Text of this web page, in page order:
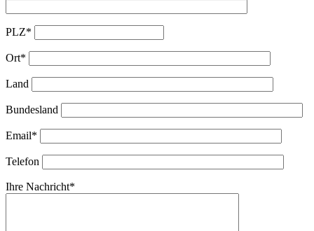
PLZ*
Ort*
Land
Bundesland
Email*
Telefon
Ihre Nachricht*